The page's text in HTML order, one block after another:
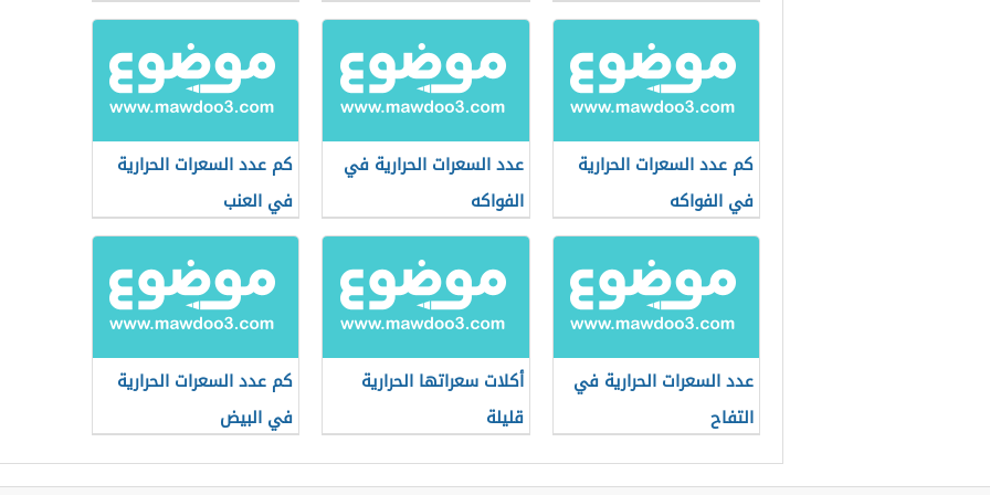
كم عدد السعرات الحرارية
في الفواكه
عدد السعرات الحرارية في
الفواكه
كم عدد السعرات الحرارية
في العنب
عدد السعرات الحرارية في
التفاح
أكلات سعراتها الحرارية
قليلة
كم عدد السعرات الحرارية
في البيض